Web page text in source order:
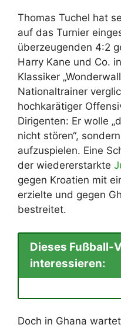
Thomas Tuchel hat
auf das Turnier
überzeugenden 4:2
Harry Kane und Co.
Klassiker
Nationaltrainer
hochkarätiger
Dirigenten: Er wolle
nicht stören“,
aufzuspielen. Eine
der wiedererstarkte
gegen Kroatien mit
erzielte und gegen
bestreitet.
Dieses Fußball-
interessieren:
Doch in Ghana